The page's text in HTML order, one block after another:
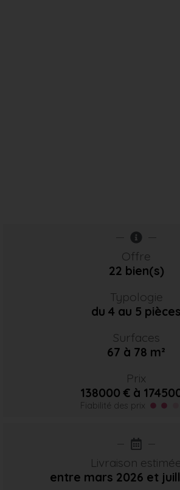
Offre
22 bien(s)
Typologie
du 4 au 5 pièces
Surfaces
67 à 78 m²
Prix
138000 € à
Fiabilité des prix
Livraison estimée
entre mars 2026 et